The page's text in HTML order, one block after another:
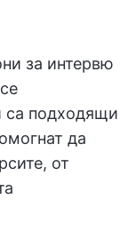
за интервю
са подходящи
да
от